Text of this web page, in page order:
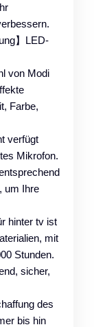
】LED-
von Modi
Farbe,
verfügt
Mikrofon.
um Ihre
hinter tv ist
mit
Stunden.
sicher,
des
bis hin